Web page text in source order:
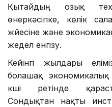
Қытайдың озық
өнеркәсіпке, көлік
жүйесіне және
жедел енгізу.
Кейінгі жылдары
болашақ
күші ретінде
Сондықтан нақты